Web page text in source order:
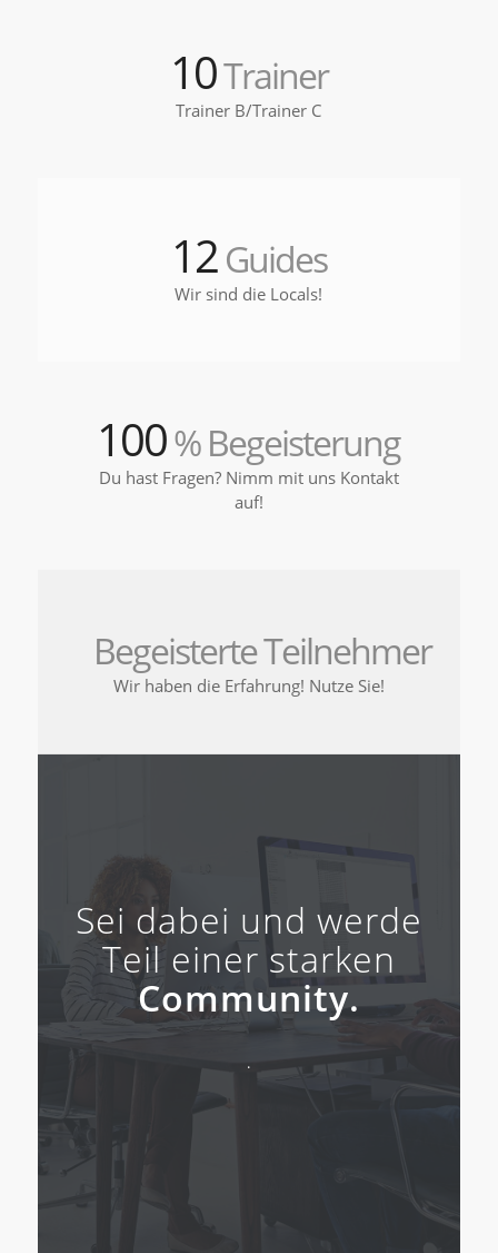
10Trainer
Trainer B/Trainer C
12Guides
Wir sind die Locals!
100% Begeisterung
Du hast Fragen? Nimm mit uns Kontakt
auf!
Begeisterte Teilnehmer
Wir haben die Erfahrung! Nutze Sie!
Sei dabei und werde
Teil einer starken
Community.
.